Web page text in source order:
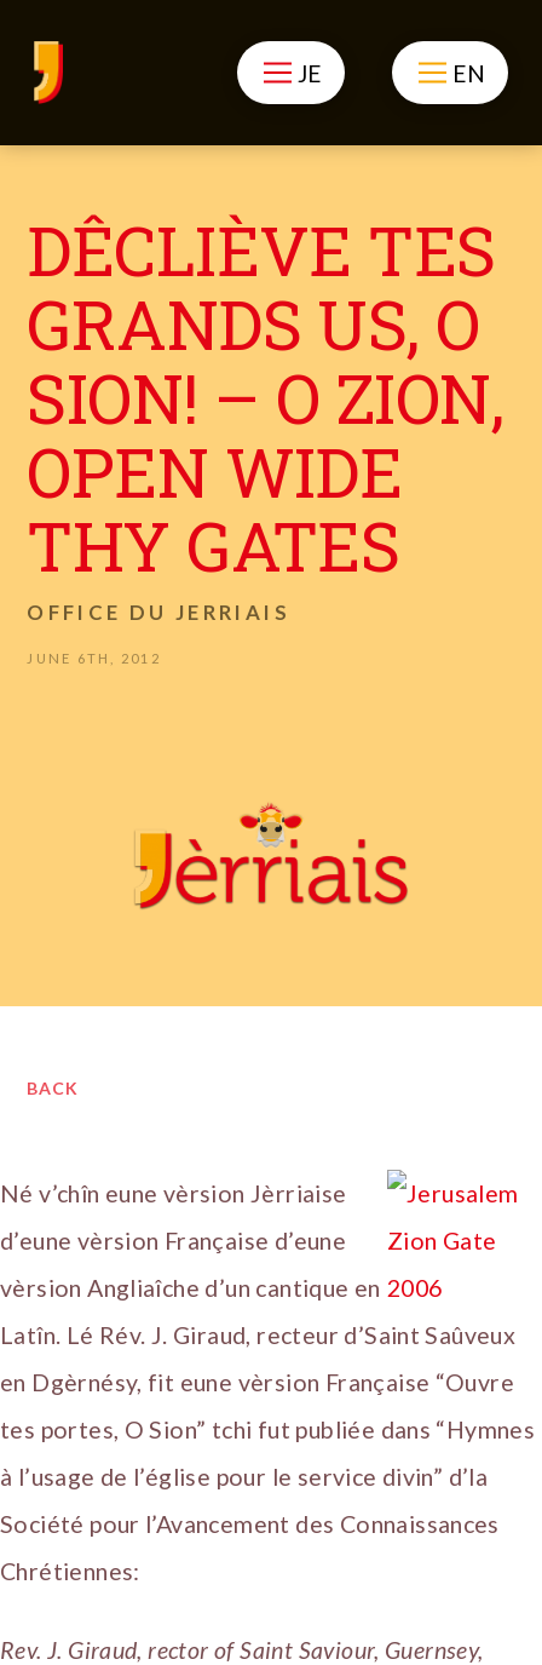
JE EN
DÊCLIÈVE TES
GRANDS US, O
SION! – O ZION,
OPEN WIDE
THY GATES
OFFICE DU JERRIAIS
JUNE 6TH, 2012
BACK
Né v’chîn eune vèrsion Jèrriaise
d’eune vèrsion Française d’eune
vèrsion Angliaîche d’un cantique en
Latîn. Lé Rév. J. Giraud, recteur d’Saint Saûveux
en Dgèrnésy, fit eune vèrsion Française “Ouvre
tes portes, O Sion” tchi fut publiée dans “Hymnes
à l’usage de l’église pour le service divin” d’la
Société pour l’Avancement des Connaissances
Chrétiennes:
Rev. J. Giraud, rector of Saint Saviour, Guernsey,